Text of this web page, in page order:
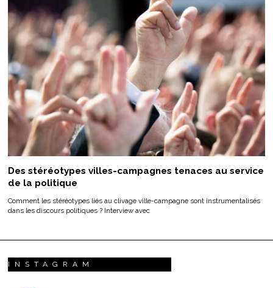
Des stéréotypes villes-campagnes tenaces au service
de la politique
Comment les stéréotypes liés au clivage ville-campagne sont instrumentalisés
dans les discours politiques ? Interview avec
INSTAGRAM